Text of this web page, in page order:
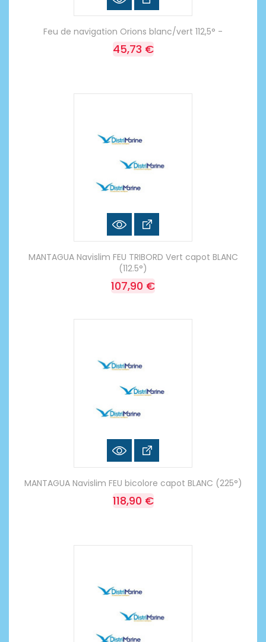
Feu de navigation Orions blanc/vert 112,5° -
45,73 €
MANTAGUA Navislim FEU TRIBORD Vert capot BLANC
(112.5°)
107,90 €
MANTAGUA Navislim FEU bicolore capot BLANC (225°)
118,90 €